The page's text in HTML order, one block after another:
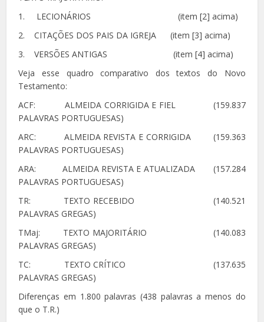
1. LECIONÁRIOS (item [2] acima)
2. CITAÇÕES DOS PAIS DA IGREJA (item [3] acima)
3. VERSÕES ANTIGAS (item [4] acima)
Veja esse quadro comparativo dos textos do Novo
Testamento:
ACF: ALMEIDA CORRIGIDA E FIEL (159.837
PALAVRAS PORTUGUESAS)
ARC: ALMEIDA REVISTA E CORRIGIDA (159.363
PALAVRAS PORTUGUESAS)
ARA: ALMEIDA REVISTA E ATUALIZADA (157.284
PALAVRAS PORTUGUESAS)
TR: TEXTO RECEBIDO (140.521
PALAVRAS GREGAS)
TMaj: TEXTO MAJORITÁRIO (140.083
PALAVRAS GREGAS)
TC: TEXTO CRÍTICO (137.635
PALAVRAS GREGAS)
Diferenças em 1.800 palavras (438 palavras a menos do
que o T.R.)